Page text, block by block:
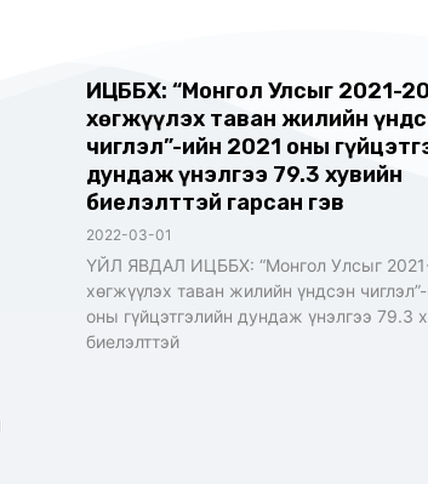
ИЦББХ: “Монгол Улсыг 2021-
хөгжүүлэх таван жилийн
чиглэл”-ийн 2021 оны
дундаж үнэлгээ 79.3 хувийн
биелэлттэй гарсан гэв
2022-03-01
ҮЙЛ ЯВДАЛ ИЦББХ: “Монгол Улсыг
хөгжүүлэх таван жилийн үндсэн
оны гүйцэтгэлийн дундаж үнэлгээ 79.3
биелэлттэй